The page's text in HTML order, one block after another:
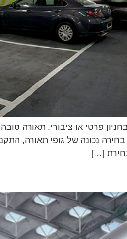
פרטי או ציבורי. תאורה
נכונה של גופי תאורה,
[…]